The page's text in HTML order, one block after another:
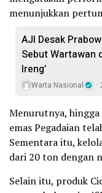
menunjukkan
AJI Desak
Sebut Wartawan
Ireng’
Warta Nasional
Menurutnya,
emas Pegadaian
Sementara itu,
dari 20 ton dengan
Selain itu, produk